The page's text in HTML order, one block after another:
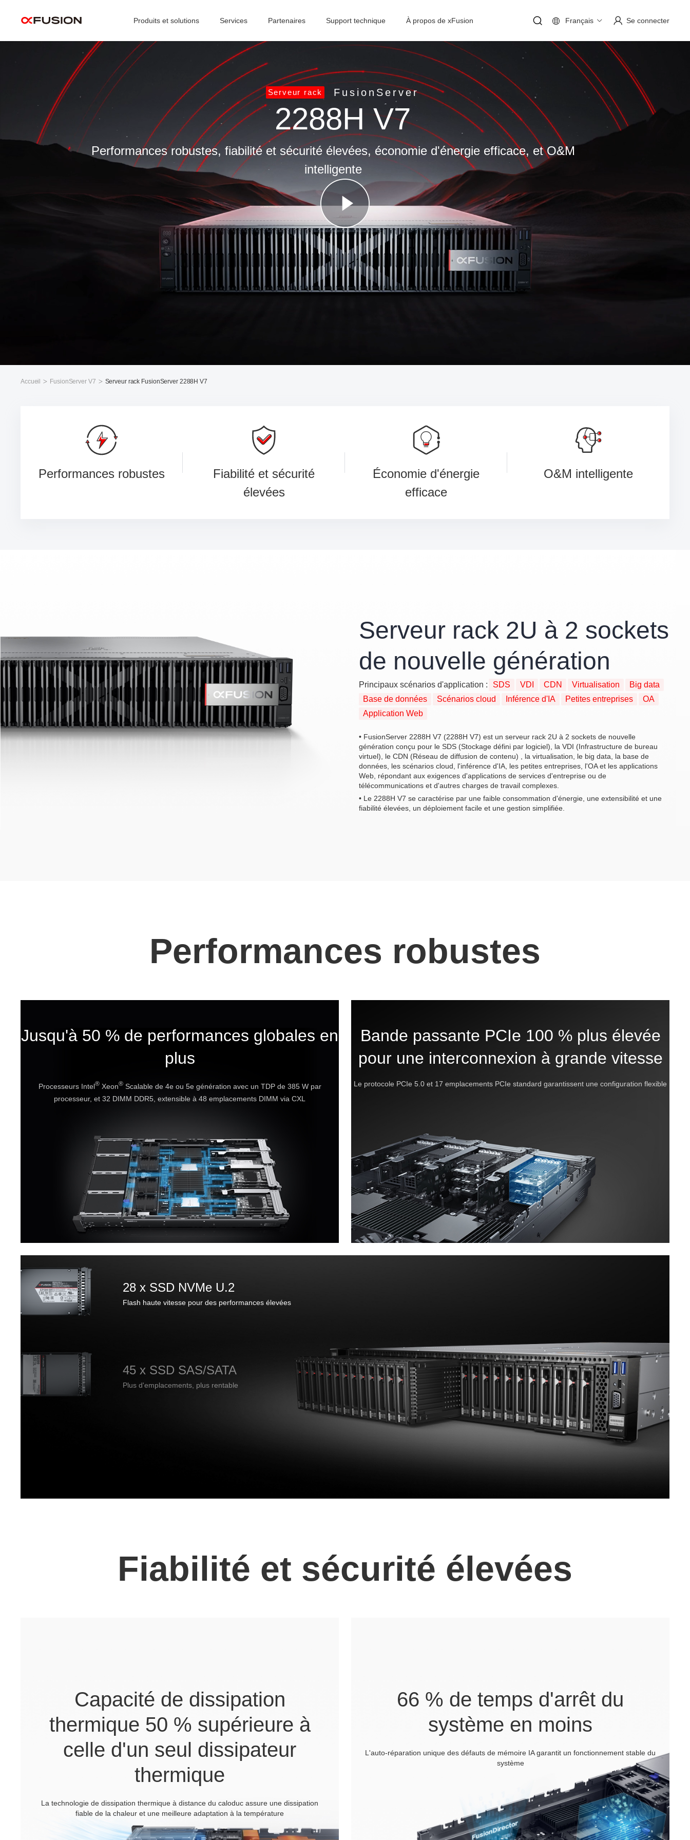
Produits et solutions Services Partenaires Support technique À propos de xFusion Français Se connecter
Serveur rack FusionServer
2288H V7
Performances robustes, fiabilité et sécurité élevées, économie d'énergie efficace, et O&M
intelligente
Accueil FusionServer V7 Serveur rack FusionServer 2288H V7
Performances robustes
Fiabilité et sécurité
élevées
Économie d'énergie
efficace
O&M intelligente
Serveur rack 2U à 2 sockets
de nouvelle génération
Principaux scénarios d'application : SDS VDI CDN Virtualisation
Big data
Base de données
Scénarios cloud Inférence d'IA Petites entreprises
OA
Application Web
• FusionServer 2288H V7 (2288H V7) est un serveur rack 2U à 2 sockets de nouvelle
génération conçu pour le SDS (Stockage défini par logiciel), la VDI (Infrastructure de bureau
virtuel), le CDN (Réseau de diffusion de contenu) , la virtualisation, le big data, la base de
données, les scénarios cloud, l'inférence d'IA, les petites entreprises, l'OA et les applications
Web, répondant aux exigences d'applications de services d'entreprise ou de
télécommunications et d'autres charges de travail complexes.
• Le 2288H V7 se caractérise par une faible consommation d'énergie, une extensibilité et une
fiabilité élevées, un déploiement facile et une gestion simplifiée.
Performances robustes
Jusqu'à 50 % de performances globales en
plus
Processeurs Intel®Xeon®Scalable de 4e ou 5e génération avec un TDP de 385 W par
processeur, et 32 DIMM DDR5, extensible à 48 emplacements DIMM via CXL
Bande passante PCIe 100 % plus élevée
pour une interconnexion à grande vitesse
Le protocole PCIe 5.0 et 17 emplacements PCIe standard garantissent une configuration flexible
28 x SSD NVMe U.2
Flash haute vitesse pour des performances élevées
45 x SSD SAS/SATA
Plus d'emplacements, plus rentable
Fiabilité et sécurité élevées
Capacité de dissipation
thermique 50 % supérieure à
celle d'un seul dissipateur
thermique
La technologie de dissipation thermique à distance du caloduc assure une dissipation
fiable de la chaleur et une meilleure adaptation à la température
66 % de temps d'arrêt du
système en moins
L'auto-réparation unique des défauts de mémoire IA garantit un fonctionnement stable du
système